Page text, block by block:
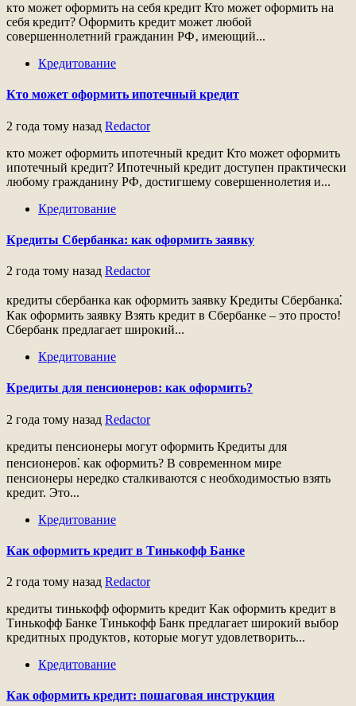
кто может оформить на себя кредит Кто может оформить на
себя кредит? Оформить кредит может любой
совершеннолетний гражданин РФ‚ имеющий...
Кредитование
Кто может оформить ипотечный кредит
2 года тому назад Redactor
кто может оформить ипотечный кредит Кто может оформить
ипотечный кредит? Ипотечный кредит доступен практически
любому гражданину РФ, достигшему совершеннолетия и...
Кредитование
Кредиты Сбербанка: как оформить заявку
2 года тому назад Redactor
кредиты сбербанка как оформить заявку Кредиты Сбербанка⁚
Как оформить заявку Взять кредит в Сбербанке – это просто!
Сбербанк предлагает широкий...
Кредитование
Кредиты для пенсионеров: как оформить?
2 года тому назад Redactor
кредиты пенсионеры могут оформить Кредиты для
пенсионеров⁚ как оформить? В современном мире
пенсионеры нередко сталкиваются с необходимостью взять
кредит. Это...
Кредитование
Как оформить кредит в Тинькофф Банке
2 года тому назад Redactor
кредиты тинькофф оформить кредит Как оформить кредит в
Тинькофф Банке Тинькофф Банк предлагает широкий выбор
кредитных продуктов‚ которые могут удовлетворить...
Кредитование
Как оформить кредит: пошаговая инструкция